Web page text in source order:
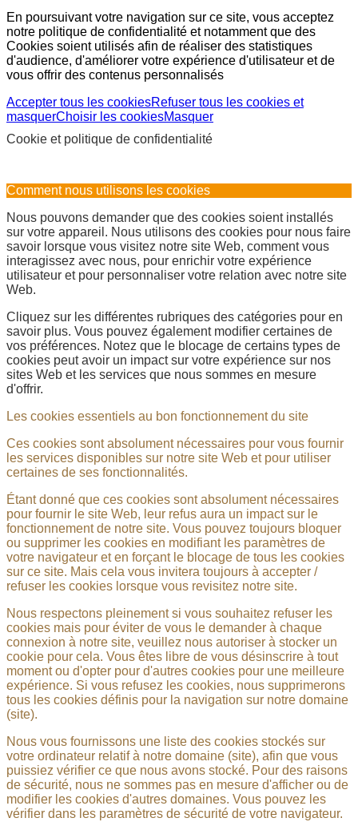
En poursuivant votre navigation sur ce site, vous acceptez
notre politique de confidentialité et notamment que des
Cookies soient utilisés afin de réaliser des statistiques
d'audience, d'améliorer votre expérience d'utilisateur et de
vous offrir des contenus personnalisés
Accepter tous les cookiesRefuser tous les cookies et
masquerChoisir les cookiesMasquer
Cookie et politique de confidentialité
Comment nous utilisons les cookies
Nous pouvons demander que des cookies soient installés
sur votre appareil. Nous utilisons des cookies pour nous faire
savoir lorsque vous visitez notre site Web, comment vous
interagissez avec nous, pour enrichir votre expérience
utilisateur et pour personnaliser votre relation avec notre site
Web.
Cliquez sur les différentes rubriques des catégories pour en
savoir plus. Vous pouvez également modifier certaines de
vos préférences. Notez que le blocage de certains types de
cookies peut avoir un impact sur votre expérience sur nos
sites Web et les services que nous sommes en mesure
d'offrir.
Les cookies essentiels au bon fonctionnement du site
Ces cookies sont absolument nécessaires pour vous fournir
les services disponibles sur notre site Web et pour utiliser
certaines de ses fonctionnalités.
Étant donné que ces cookies sont absolument nécessaires
pour fournir le site Web, leur refus aura un impact sur le
fonctionnement de notre site. Vous pouvez toujours bloquer
ou supprimer les cookies en modifiant les paramètres de
votre navigateur et en forçant le blocage de tous les cookies
sur ce site. Mais cela vous invitera toujours à accepter /
refuser les cookies lorsque vous revisitez notre site.
Nous respectons pleinement si vous souhaitez refuser les
cookies mais pour éviter de vous le demander à chaque
connexion à notre site, veuillez nous autoriser à stocker un
cookie pour cela. Vous êtes libre de vous désinscrire à tout
moment ou d'opter pour d'autres cookies pour une meilleure
expérience. Si vous refusez les cookies, nous supprimerons
tous les cookies définis pour la navigation sur notre domaine
(site).
Nous vous fournissons une liste des cookies stockés sur
votre ordinateur relatif à notre domaine (site), afin que vous
puissiez vérifier ce que nous avons stocké. Pour des raisons
de sécurité, nous ne sommes pas en mesure d'afficher ou de
modifier les cookies d'autres domaines. Vous pouvez les
vérifier dans les paramètres de sécurité de votre navigateur.